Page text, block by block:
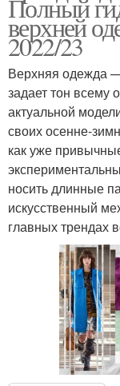
Полный
верхней
2022/23
Верхняя одежда
задает тон всему
актуальной
своих осенне-
как уже
носить длинные
искусственный
главных трендах